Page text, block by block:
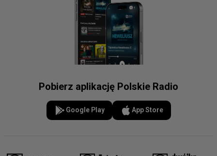
Pobierz aplikację Polskie Radio
Google Play App Store